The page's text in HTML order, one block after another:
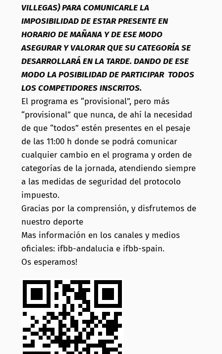
VILLEGAS) PARA COMUNICARLE LA
IMPOSIBILIDAD DE ESTAR PRESENTE EN
HORARIO DE MAÑANA Y DE ESE MODO
ASEGURAR Y VALORAR QUE SU CATEGORÍA SE
DESARROLLARÁ EN LA TARDE. DANDO DE ESE
MODO LA POSIBILIDAD DE PARTICIPAR TODOS
LOS COMPETIDORES INSCRITOS.
El programa es “provisional”, pero más
“provisional” que nunca, de ahí la necesidad
de que “todos” estén presentes en el pesaje
de las 11:00 h donde se podrá comunicar
cualquier cambio en el programa y orden de
categorías de la jornada, atendiendo siempre
a las medidas de seguridad del protocolo
impuesto.
Gracias por la comprensión, y disfrutemos de
nuestro deporte
Mas información en los canales y medios
oficiales: ifbb-andalucia e ifbb-spain.
Os esperamos!